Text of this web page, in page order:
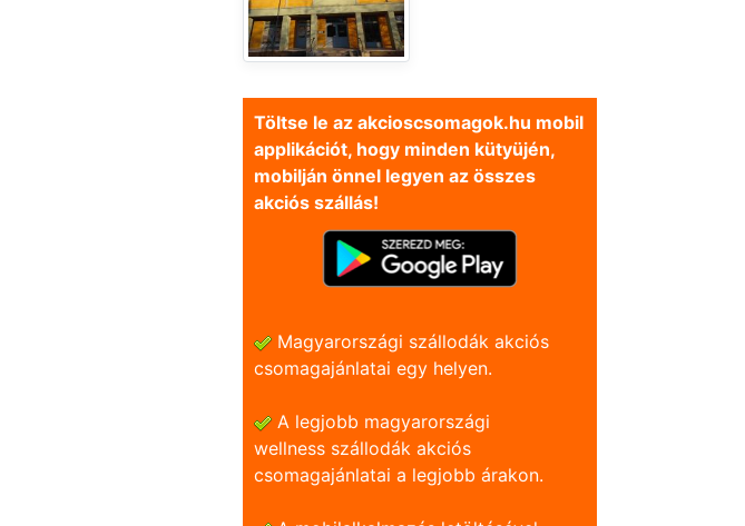
Töltse le az akcioscsomagok.hu mobil
applikációt, hogy minden kütyüjén,
mobilján önnel legyen az összes
akciós szállás!
Magyarországi szállodák akciós
csomagajánlatai egy helyen.
A legjobb magyarországi
wellness szállodák akciós
csomagajánlatai a legjobb árakon.